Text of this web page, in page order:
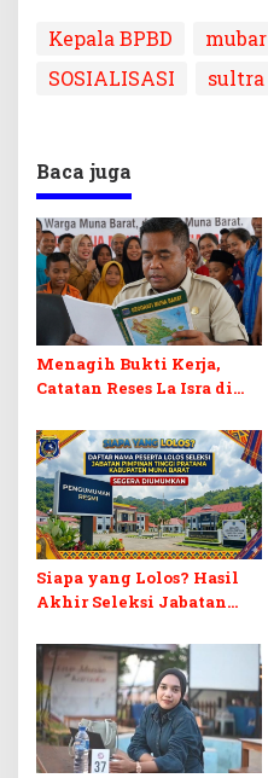
Kepala BPBD
mubar
SOSIALISASI
sultra
Baca juga
Menagih Bukti Kerja,
Catatan Reses La Isra di
Siapa yang Lolos? Hasil
Akhir Seleksi Jabatan
Diumumkan Sabtu Ini